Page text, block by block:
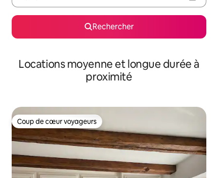
Rechercher
Locations moyenne et longue durée à
proximité
Coup de cœur voyageurs
Coup de cœur voyageurs